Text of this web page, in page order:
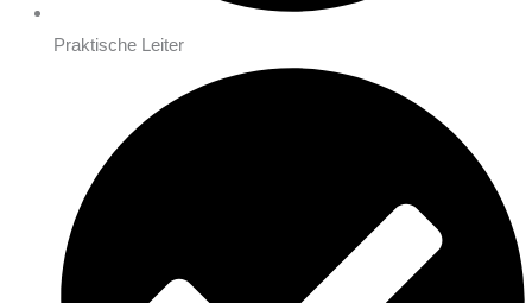
Praktische Leiter